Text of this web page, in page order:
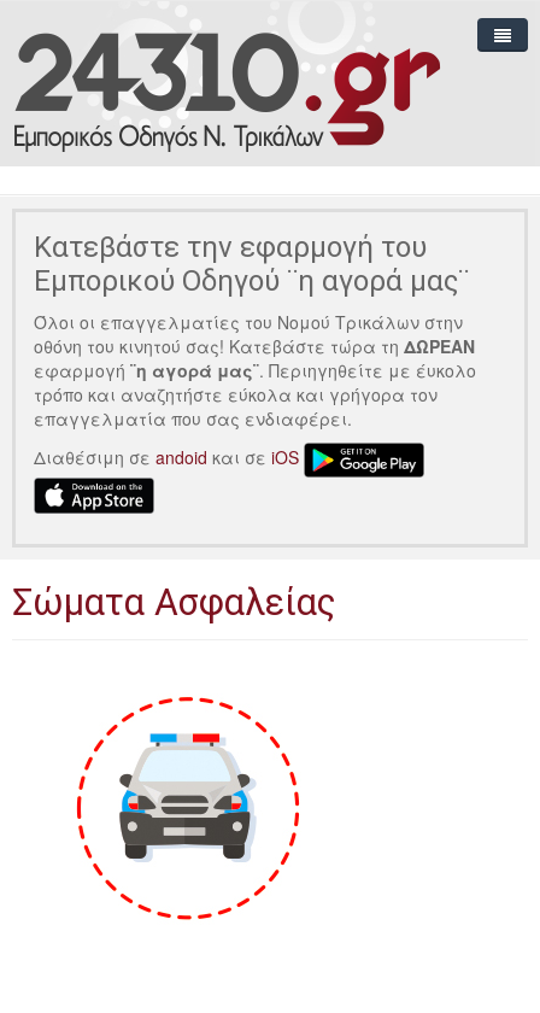
Κατεβάστε την εφαρμογή του
Εμπορικού Οδηγού ¨η αγορά μας¨
Όλοι οι επαγγελματίες του Νομού Τρικάλων στην
οθόνη του κινητού σας! Κατεβάστε τώρα τη ΔΩΡΕΑΝ
εφαρμογή ¨η αγορά μας¨. Περιηγηθείτε με έυκολο
τρόπο και αναζητήστε εύκολα και γρήγορα τον
επαγγελματία που σας ενδιαφέρει.
Διαθέσιμη σε andoid και σε iOS
Σώματα Ασφαλείας
Αρχικη blog
Εφημερεύοντα Φαρμακεία
Μονάδες Υγείας
Σώματα Ασφαλείας
Μέσα Μαζικής Μεταφοράς
Οργανισμοί Κοινής Οφέλειας
Τοπική Αυτοδιοίκηση
Δικαστήρια
ΚΕΠ
ΟΑΕΔ
Εφορία
Ασφαλιστικά Ταμεία
Δήμοι
Τριτοβάθμια Εκπαίδευση
ΚΕΚ
Τελευταία Νέα
Προσφορές
Εκδηλώσεις
Περισσότερα
Κινηματογράφος
Καιρός